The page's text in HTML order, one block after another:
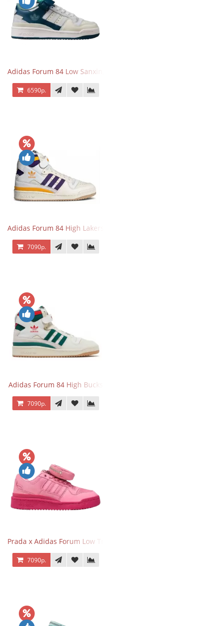
Adidas Forum 84 Low Sanxingdui
6590р.
Adidas Forum 84 High Lakers
7090р.
Adidas Forum 84 High Bucks
7090р.
Prada x Adidas Forum Low Triple Pink
7090р.